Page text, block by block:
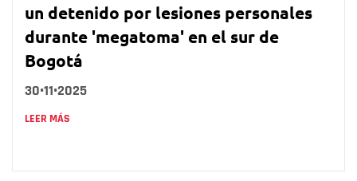
un detenido por lesiones personales
durante 'megatoma' en el sur de
Bogotá
30•11•2025
LEER MÁS